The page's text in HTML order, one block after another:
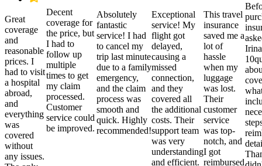
Great
coverage
and
reasonable
prices. I
had to visit
a hospital
abroad,
and
everything
was
covered
without
any issues.
Decent
coverage for
the price, but
I had to
follow up
multiple
times to get
my claim
processed.
Customer
service could
be improved.
Absolutely
fantastic
service! I had
to cancel my
trip last minute
due to a family
emergency,
and the claim
process was
smooth and
quick. Highly
recommended!
Exceptional
service! My
flight got
delayed,
causing a
missed
connection,
and they
covered all
the additional
costs. Their
support team
was very
understanding
and efficient.
This travel
insurance
saved me a
lot of
hassle
when my
luggage
was lost.
Their
customer
service
was top-
notch, and
I got
reimbursed